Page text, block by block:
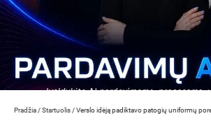
Pradžia /Startuolis /Verslo idėją padiktavo patogių uniformų